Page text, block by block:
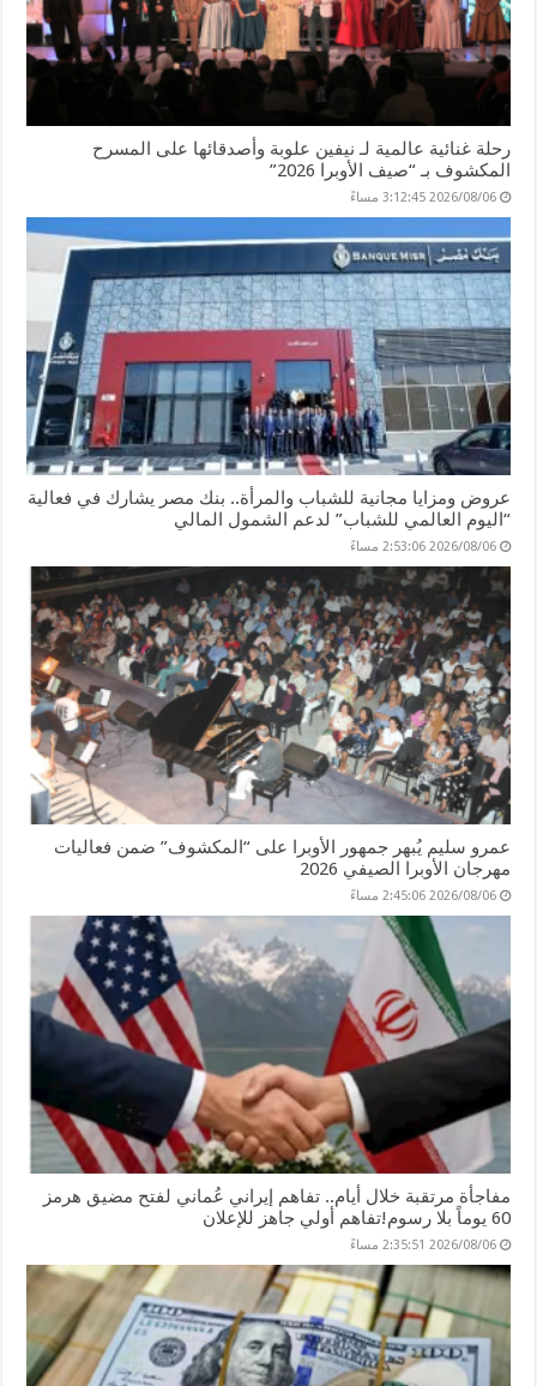
رحلة غنائية عالمية لـ نيفين علوبة وأصدقائها على المسرح
المكشوف بـ “صيف الأوبرا 2026”
2026/08/06 3:12:45 مساءً
عروض ومزايا مجانية للشباب والمرأة.. بنك مصر يشارك في فعالية
“اليوم العالمي للشباب” لدعم الشمول المالي
2026/08/06 2:53:06 مساءً
عمرو سليم يُبهر جمهور الأوبرا على “المكشوف” ضمن فعاليات
مهرجان الأوبرا الصيفي 2026
2026/08/06 2:45:06 مساءً
مفاجأة مرتقبة خلال أيام.. تفاهم إيراني عُماني لفتح مضيق هرمز
60 يوماً بلا رسوم!تفاهم أولي جاهز للإعلان
2026/08/06 2:35:51 مساءً